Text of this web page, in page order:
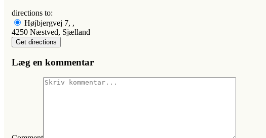
directions to:
Højbjergvej 7, ,
4250 Næstved, Sjælland
Læg en kommentar